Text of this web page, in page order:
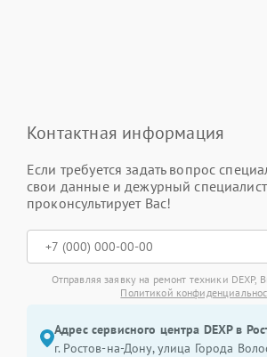
Контактная информация
Если требуется задать вопрос
свои данные и дежурный
проконсультирует Вас!
Отправляя заявку на ремонт техники DEXP,
Политикой
Адрес сервисного центра DEXP в
г. Ростов-на-Дону, улица Города